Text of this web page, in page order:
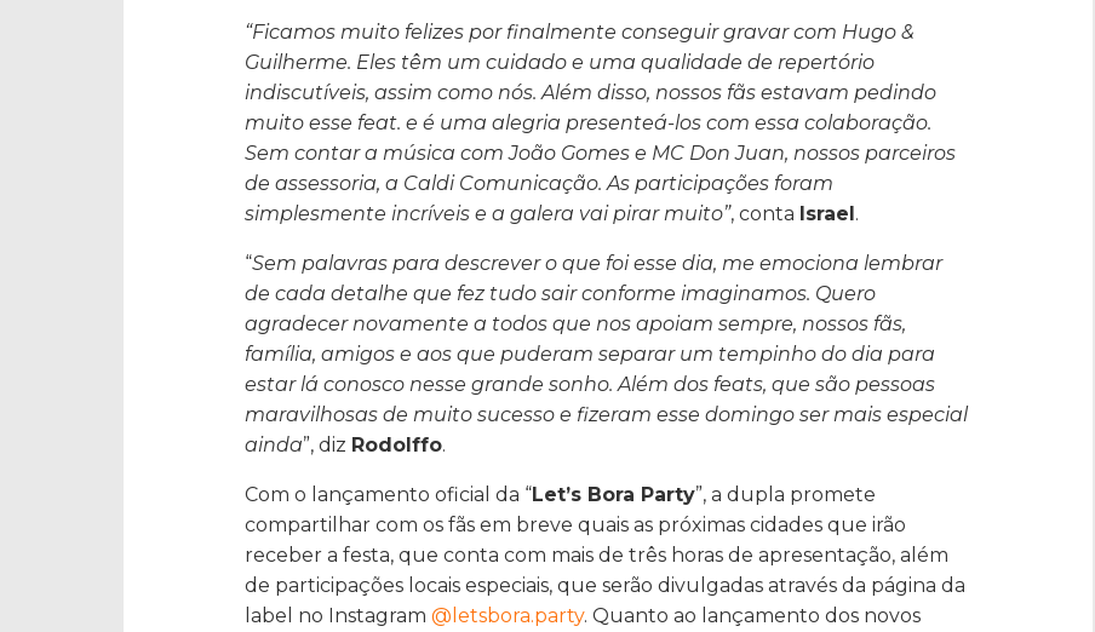
“Ficamos muito felizes por finalmente conseguir gravar com Hugo &
Guilherme. Eles têm um cuidado e uma qualidade de repertório
indiscutíveis, assim como nós. Além disso, nossos fãs estavam pedindo
muito esse feat. e é uma alegria presenteá-los com essa colaboração.
Sem contar a música com João Gomes e MC Don Juan, nossos parceiros
de assessoria, a Caldi Comunicação. As participações foram
simplesmente incríveis e a galera vai pirar muito”, conta Israel.
“Sem palavras para descrever o que foi esse dia, me emociona lembrar
de cada detalhe que fez tudo sair conforme imaginamos. Quero
agradecer novamente a todos que nos apoiam sempre, nossos fãs,
família, amigos e aos que puderam separar um tempinho do dia para
estar lá conosco nesse grande sonho. Além dos feats, que são pessoas
maravilhosas de muito sucesso e fizeram esse domingo ser mais especial
ainda”, diz Rodolffo.
Com o lançamento oficial da “Let’s Bora Party”, a dupla promete
compartilhar com os fãs em breve quais as próximas cidades que irão
receber a festa, que conta com mais de três horas de apresentação, além
de participações locais especiais, que serão divulgadas através da página da
label no Instagram @letsbora.party. Quanto ao lançamento dos novos